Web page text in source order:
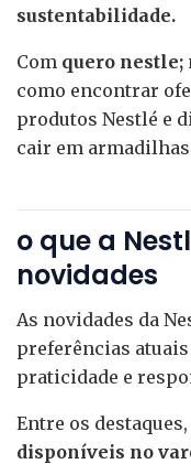
sustentabilidade.
Com quero nestle;
como encontrar
produtos Nestlé e
cair em
o que a
novidades
As novidades da
preferências
praticidade e
Entre os destaques,
disponíveis no